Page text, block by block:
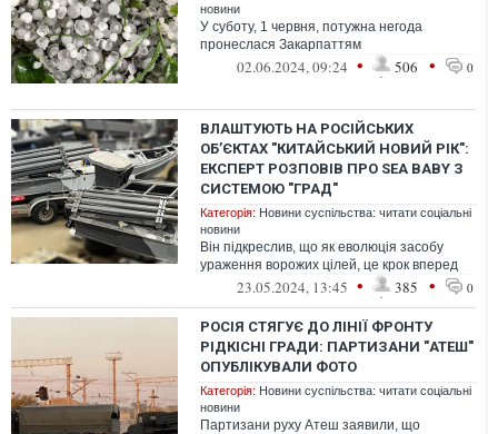
новини
У суботу, 1 червня, потужна негода
пронеслася Закарпаттям
02.06.2024, 09:24 • 506 • 0
ВЛАШТУЮТЬ НА РОСІЙСЬКИХ
ОБ’ЄКТАХ "КИТАЙСЬКИЙ НОВИЙ РІК":
ЕКСПЕРТ РОЗПОВІВ ПРО SEA BABY З
СИСТЕМОЮ "ГРАД"
Категорія: Новини суспільства: читати соціальні
новини
Він підкреслив, що як еволюція засобу
ураження ворожих цілей, це крок вперед
23.05.2024, 13:45 • 385 • 0
РОСІЯ СТЯГУЄ ДО ЛІНІЇ ФРОНТУ
РІДКІСНІ ГРАДИ: ПАРТИЗАНИ "АТЕШ"
ОПУБЛІКУВАЛИ ФОТО
Категорія: Новини суспільства: читати соціальні
новини
Партизани руху Атеш заявили, що